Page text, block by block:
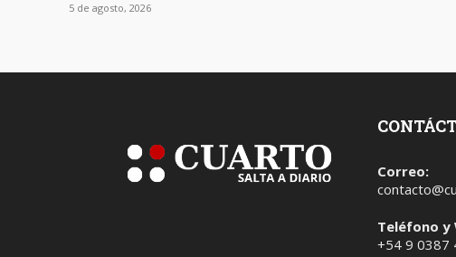
5 de agosto, 2026
Correo:
Teléfono y
+54 9 0387